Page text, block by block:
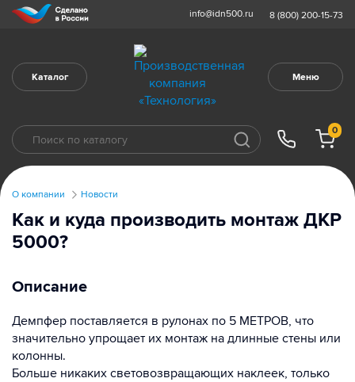
info@idn500.ru 8 (800) 200-15-73
Каталог Меню
0
О компании Новости
Как и куда производить монтаж ДКР
5000?
Описание
Демпфер поставляется в рулонах по 5 МЕТРОВ, что
значительно упрощает их монтаж на длинные стены или
колонны.
Больше никаких световозвращающих наклеек, только